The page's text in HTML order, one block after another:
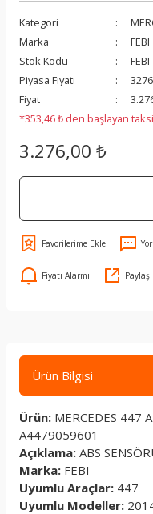
Kategori
Marka
FEBI
Stok Kodu
Piyasa Fiyatı
3276
Fiyat
*353,46 ₺ den başlayan
3.276,00 ₺
Fiyatı Alarmı Paylaş
Ürün Bilgisi
Ürün: MERCEDES 447
A4479059601
Açıklama: ABS
Marka: FEBI
Uyumlu Araçlar: 447
Uyumlu Modeller: